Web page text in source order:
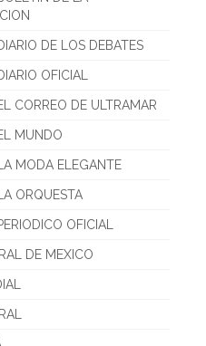
DE LOS DEBATES
OFICIAL
CORREO DE ULTRAMAR
MUNDO
MODA ELEGANTE
ORQUESTA
OFICIAL
DE MEXICO